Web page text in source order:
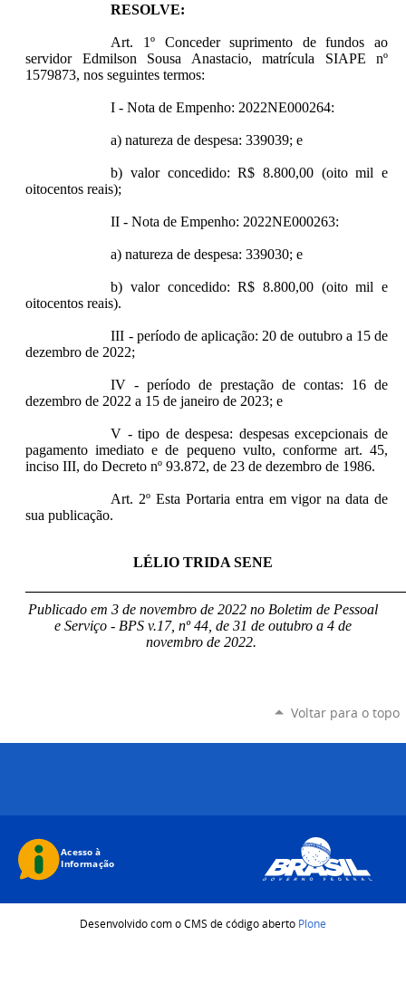
RESOLVE:
Art. 1º Conceder suprimento de fundos ao
servidor Edmilson Sousa Anastacio, matrícula SIAPE nº
1579873, nos seguintes termos:
I - Nota de Empenho: 2022NE000264:
a) natureza de despesa: 339039; e
b) valor concedido: R$ 8.800,00 (oito mil e
oitocentos reais);
II - Nota de Empenho: 2022NE000263:
a) natureza de despesa: 339030; e
b) valor concedido: R$ 8.800,00 (oito mil e
oitocentos reais).
III - período de aplicação: 20 de outubro a 15 de
dezembro de 2022;
IV - período de prestação de contas: 16 de
dezembro de 2022 a 15 de janeiro de 2023; e
V - tipo de despesa: despesas excepcionais de
pagamento imediato e de pequeno vulto, conforme art. 45,
inciso III, do Decreto nº 93.872, de 23 de dezembro de 1986.
Art. 2º Esta Portaria entra em vigor na data de
sua publicação.
LÉLIO TRIDA SENE
Publicado em 3 de novembro de 2022 no Boletim de Pessoal
e Serviço - BPS v.17, nº 44, de 31 de outubro a 4 de
novembro de 2022.
Voltar para o topo
Desenvolvido com o CMS de código aberto Plone